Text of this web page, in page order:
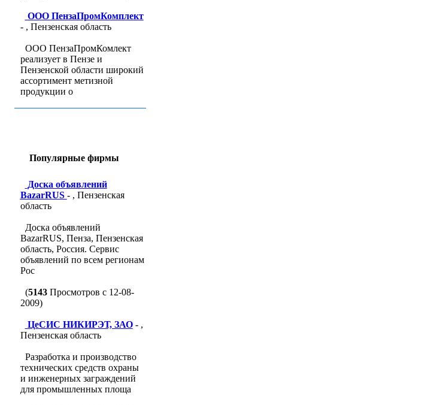
ООО ПензаПромКомплект
- , Пензенская область
ООО ПензаПромКомлект
реализует в Пензе и
Пензенской области широкий
ассортимент метизной
продукции о
Популярные фирмы
Доска объявлений
BazarRUS - , Пензенская
область
Доска объявлений
BazarRUS, Пенза, Пензенская
область, Россия. Сервис
объявлений по всем регионам
Рос
(5143Просмотров с 12-08-
2009)
ЦеСИС НИКИРЭТ, ЗАО- ,
Пензенская область
Разработка и производство
технических средств охраны
и инженерных заграждений
для промышленных площа